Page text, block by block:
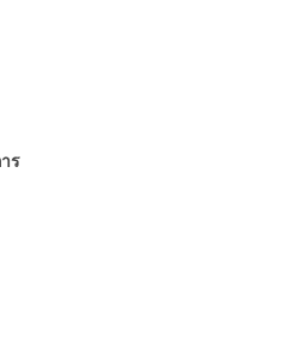
ร